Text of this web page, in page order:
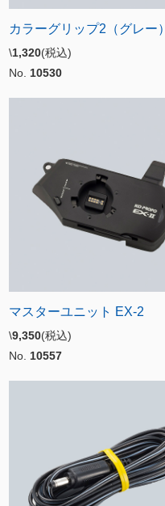
カラーグリップ2（グレー）
\1,320(税込)
No. 10530
マスターユニット EX-2
\9,350(税込)
No. 10557